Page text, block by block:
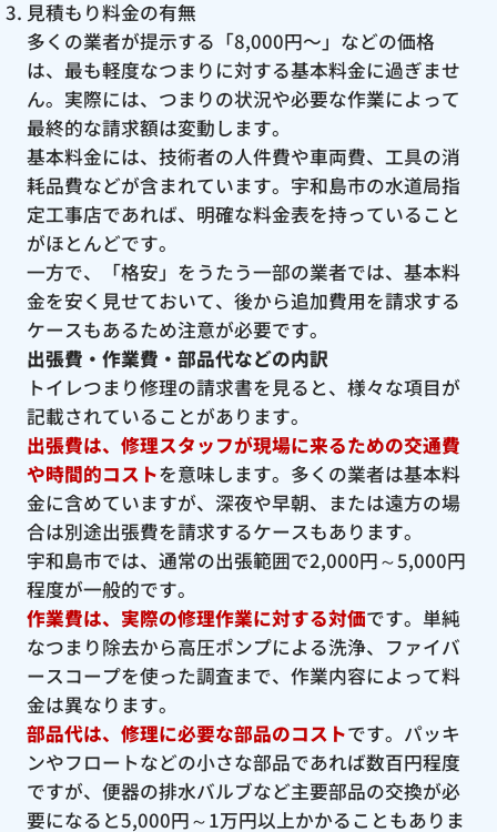
見積もり料金の有無
多くの業者が提示する「8,000円〜」などの価格
は、最も軽度なつまりに対する基本料金に過ぎませ
ん。実際には、つまりの状況や必要な作業によって
最終的な請求額は変動します。
基本料金には、技術者の人件費や車両費、工具の消
耗品費などが含まれています。宇和島市の水道局指
定工事店であれば、明確な料金表を持っていること
がほとんどです。
一方で、「格安」をうたう一部の業者では、基本料
金を安く見せておいて、後から追加費用を請求する
ケースもあるため注意が必要です。
出張費・作業費・部品代などの内訳
トイレつまり修理の請求書を見ると、様々な項目が
記載されていることがあります。
出張費は、修理スタッフが現場に来るための交通費
や時間的コストを意味します。多くの業者は基本料
金に含めていますが、深夜や早朝、または遠方の場
合は別途出張費を請求するケースもあります。
宇和島市では、通常の出張範囲で2,000円～5,000円
程度が一般的です。
作業費は、実際の修理作業に対する対価です。単純
なつまり除去から高圧ポンプによる洗浄、ファイバ
ースコープを使った調査まで、作業内容によって料
金は異なります。
部品代は、修理に必要な部品のコストです。パッキ
ンやフロートなどの小さな部品であれば数百円程度
ですが、便器の排水バルブなど主要部品の交換が必
要になると5,000円～1万円以上かかることもありま